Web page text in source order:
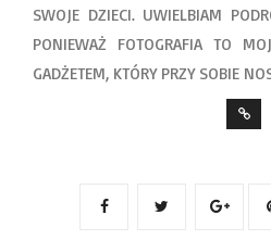
SWOJE DZIECI. UWIELBIAM
PONIEWAŻ FOTOGRAFIA TO
GADŻETEM, KTÓRY PRZY SOBIE